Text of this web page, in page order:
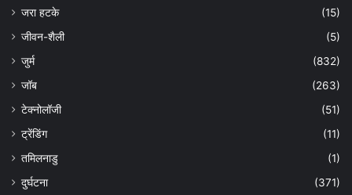
जरा हटके
(15)
जीवन-शैली
(5)
जुर्म
(832)
जॉब
(263)
टेक्नोलॉजी
(51)
ट्रेंडिंग
(11)
तमिलनाडु
(1)
दुर्घटना
(371)